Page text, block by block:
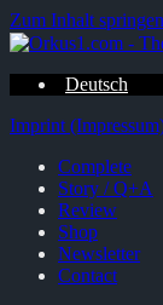
Zum Inhalt springen
Deutsch
Imprint
Complete
Story / Q+A
Review
Shop
Newsletter
Contact